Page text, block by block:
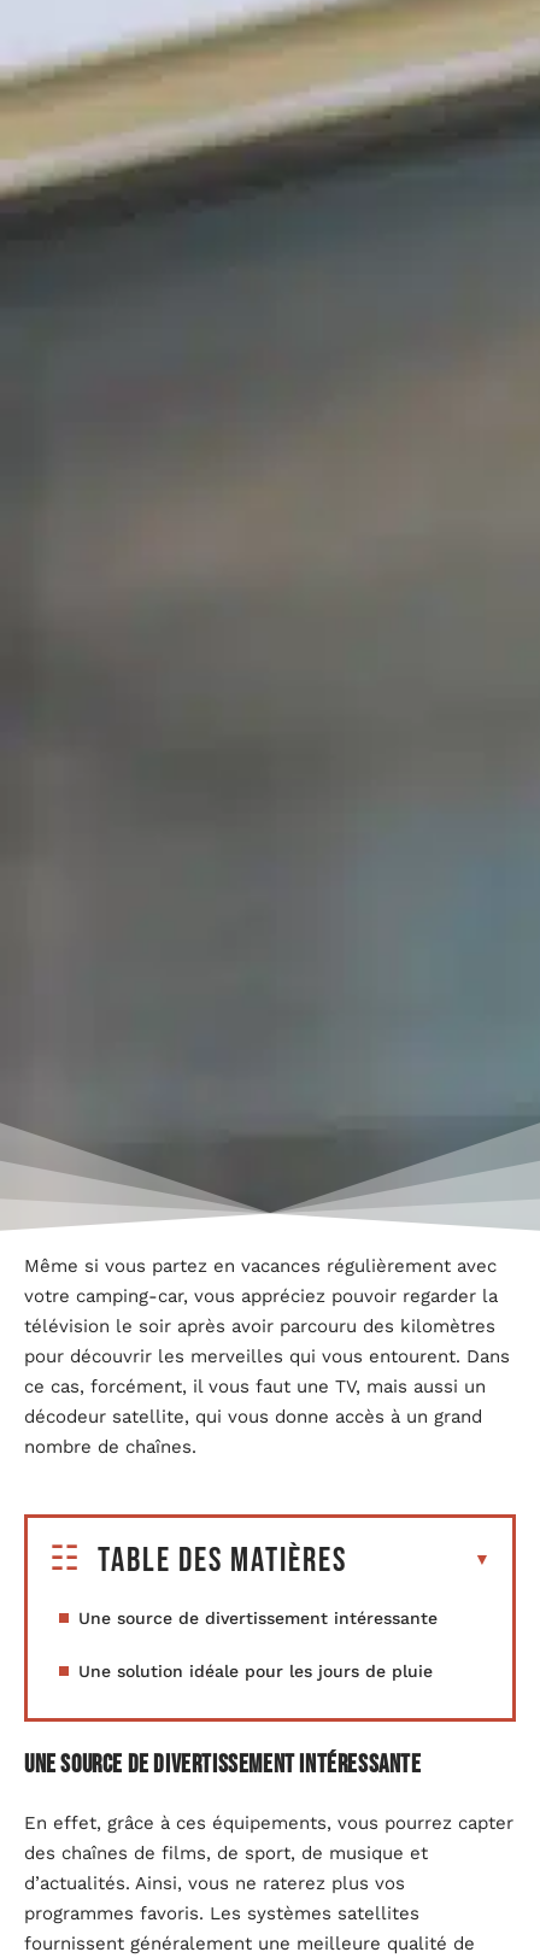
Même si vous partez en vacances régulièrement avec
votre camping-car, vous appréciez pouvoir regarder la
télévision le soir après avoir parcouru des kilomètres
pour découvrir les merveilles qui vous entourent. Dans
ce cas, forcément, il vous faut une TV, mais aussi un
décodeur satellite, qui vous donne accès à un grand
nombre de chaînes.
Table des matières
Une source de divertissement intéressante
Une solution idéale pour les jours de pluie
Une source de divertissement intéressante
En effet, grâce à ces équipements, vous pourrez capter
des chaînes de films, de sport, de musique et
d’actualités. Ainsi, vous ne raterez plus vos
programmes favoris. Les systèmes satellites
fournissent généralement une meilleure qualité de